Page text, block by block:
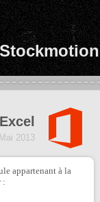
Stockmotion
Mai 2013
appartenant à la
: